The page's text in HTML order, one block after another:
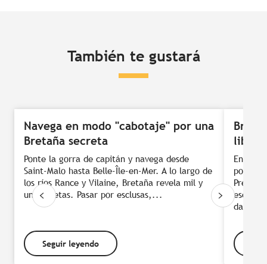
También te gustará
Navega en modo "cabotaje" por una
Bretaña secreta
Ponte la gorra de capitán y navega desde
Saint-Malo hasta Belle-Île-en-Mer. A lo largo de
los ríos Rance y Vilaine, Bretaña revela mil y
una facetas. Pasar por esclusas,...
Seguir leyendo
libre
En
por
Presta
das...